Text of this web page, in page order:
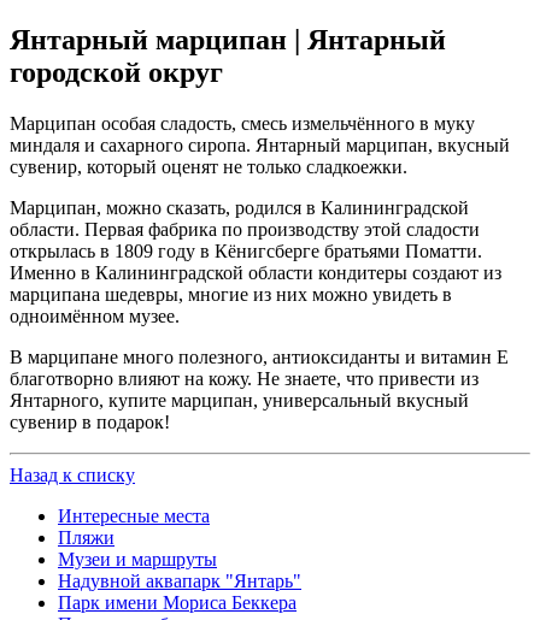
Янтарный марципан | Янтарный
городской округ
Марципан особая сладость, смесь измельчённого в муку
миндаля и сахарного сиропа. Янтарный марципан, вкусный
сувенир, который оценят не только сладкоежки.
Марципан, можно сказать, родился в Калининградской
области. Первая фабрика по производству этой сладости
открылась в 1809 году в Кёнигсберге братьями Поматти.
Именно в Калининградской области кондитеры создают из
марципана шедевры, многие из них можно увидеть в
одноимённом музее.
В марципане много полезного, антиоксиданты и витамин Е
благотворно влияют на кожу. Не знаете, что привести из
Янтарного, купите марципан, универсальный вкусный
сувенир в подарок!
Назад к списку
Интересные места
Пляжи
Музеи и маршруты
Надувной аквапарк "Янтарь"
Парк имени Мориса Беккера